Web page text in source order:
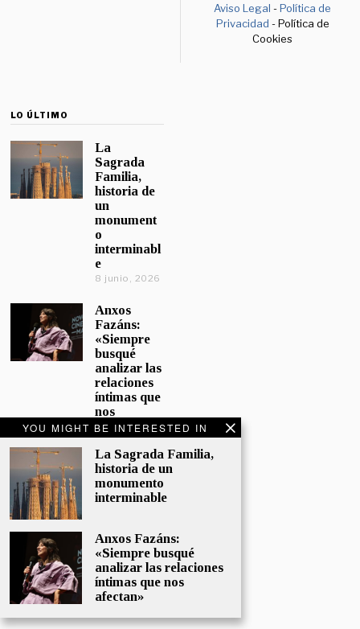
YOU MIGHT BE INTERESTED IN
La Sagrada Familia,
historia de un
monumento
interminable
Anxos Fazáns:
«Siempre busqué
analizar las relaciones
íntimas que nos
afectan»
Aviso Legal -Política de
Privacidad - Política de
Cookies
LO ÚLTIMO
La
Sagrada
Familia,
historia de
un
monument
o
interminabl
e
8 junio, 2026
Anxos
Fazáns:
«Siempre
busqué
analizar las
relaciones
íntimas que
nos
afectan»
5 junio, 2026
El hijo de la
cómica, el
homenaje
Sacristán a
Fernán
Gómez
28 mayo,
2026